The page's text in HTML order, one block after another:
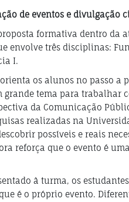
de eventos e divulgação
formativa dentro
envolve três disciplinas:
I.
os alunos no passo a
grande tema para trabalhar
da Comunicação
realizadas na
possíveis e reais
reforça que o evento é
à turma, os
é o próprio evento.